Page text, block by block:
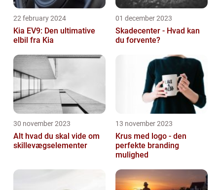
22 february 2024
Kia EV9: Den ultimative
elbil fra Kia
01 december 2023
Skadecenter - Hvad kan
du forvente?
30 november 2023
Alt hvad du skal vide om
skillevægselementer
13 november 2023
Krus med logo - den
perfekte branding
mulighed